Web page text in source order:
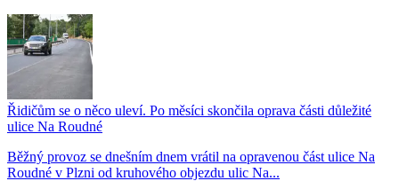
Řidičům se o něco uleví. Po měsíci skončila oprava části důležité
ulice Na Roudné
Běžný provoz se dnešním dnem vrátil na opravenou část ulice Na
Roudné v Plzni od kruhového objezdu ulic Na...